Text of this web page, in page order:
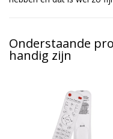
Onderstaande
handig zijn